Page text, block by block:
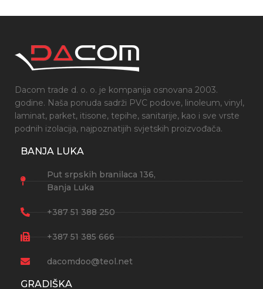
Dacom trade d. o. o. je kompanija osnovana 2003.
godine. Naša ponuda sadrži PVC podove, linoleum, vinyl,
laminat, parket, itisone, tepihe, sanitarije, kao i sve vrste
podnih izolacija, najpoznatijih svjetskih proizvođača.
BANJA LUKA
Put srpskih branilaca 136,
Banja Luka
+387 51 388 250
+387 51 385 666
dacomdoo@teol.net
GRADIŠKA